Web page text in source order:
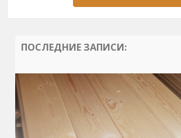
ПОСЛЕДНИЕ ЗАПИСИ: